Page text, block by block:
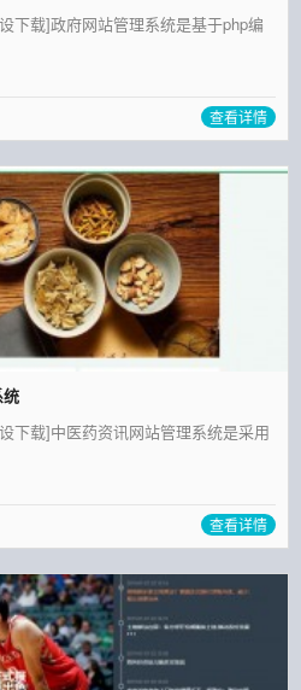
下载]政府网站管理系统是基于php编
查看详情
下载]中医药资讯网站管理系统是采用
查看详情